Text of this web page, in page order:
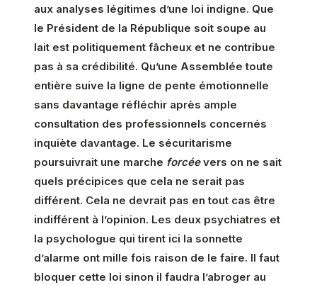
aux analyses légitimes d’une loi indigne. Que
le Président de la République soit soupe au
lait est politiquement fâcheux et ne contribue
pas à sa crédibilité. Qu’une Assemblée toute
entière suive la ligne de pente émotionnelle
sans davantage réfléchir après ample
consultation des professionnels concernés
inquiète davantage. Le sécuritarisme
poursuivrait une marche forcéevers on ne sait
quels précipices que cela ne serait pas
différent. Cela ne devrait pas en tout cas être
indifférent à l’opinion. Les deux psychiatres et
la psychologue qui tirent ici la sonnette
d’alarme ont mille fois raison de le faire. Il faut
bloquer cette loi sinon il faudra l’abroger au